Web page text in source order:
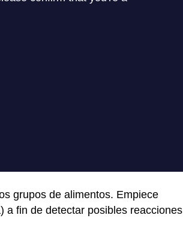
grupos de alimentos. Empiece
a fin de detectar posibles reacciones